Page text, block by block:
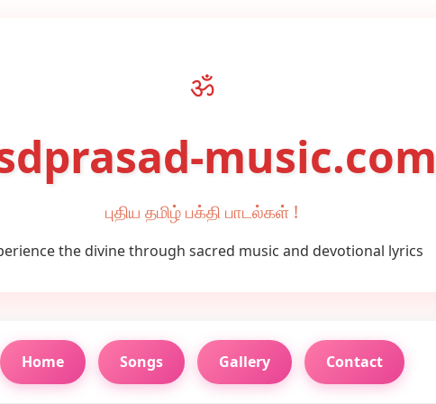
ॐ
music.com
புதிய தமிழ் பக்தி பாடல்கள் !
the divine through sacred music and devotional lyrics
Home Songs Gallery Contact